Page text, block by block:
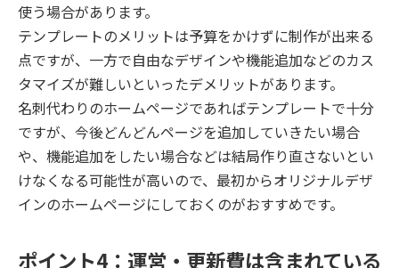
使う場合があります。
テンプレートのメリットは予算をかけずに制作が出来る
点ですが、一方で自由なデザインや機能追加などのカス
タマイズが難しいといったデメリットがあります。
名刺代わりのホームページであればテンプレートで十分
ですが、今後どんどんページを追加していきたい場合
や、機能追加をしたい場合などは結局作り直さないとい
けなくなる可能性が高いので、最初からオリジナルデザ
インのホームページにしておくのがおすすめです。
ポイント4：運営・更新費は含まれている